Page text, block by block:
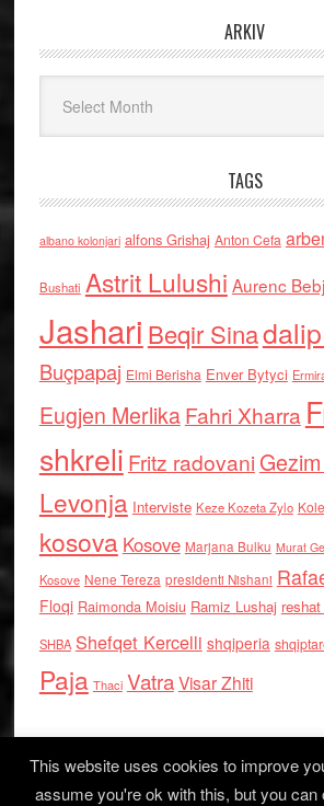
ARKIV
TAGS
albano kolonjari alfons Grishaj Anton Cefa
Bushati Astrit Lulushi Aurenc
Jashari Beqir Sina
Buçpapaj Elmi Berisha Enver Bytyci
Eugjen MerlikaFahri Xharra
shkreli Fritz radovani
Levonja Interviste Keze Kozeta Zylo
kosova Kosove Marjana Bulku Murat
Kosove Nene Tereza presidenti Nishani
Floqi Raimonda Moisiu Ramiz Lushaj
SHBA Shefqet Kercelli shqiperia
Paja Thaci VatraVisar Zhiti
This website uses cookies to improve
assume you're ok with this, but you can